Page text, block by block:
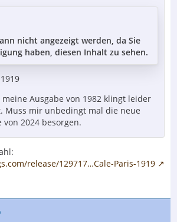
nicht angezeigt werden, da Sie
haben, diesen Inhalt zu sehen.
Ausgabe von 1982 klingt leider
Muss mir unbedingt mal die neue
von 2024 besorgen.
release/129717…Cale-Paris-1919